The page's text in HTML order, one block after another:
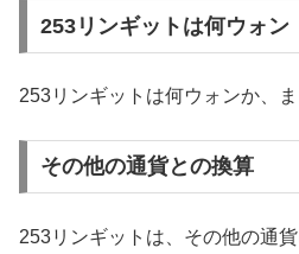
253リンギットは何ウォン
253リンギットは何ウォンか、ま
その他の通貨との換算
253リンギットは、その他の通